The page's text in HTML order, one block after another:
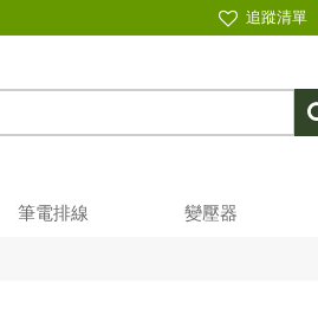
追蹤清單
筆電排線 變壓器